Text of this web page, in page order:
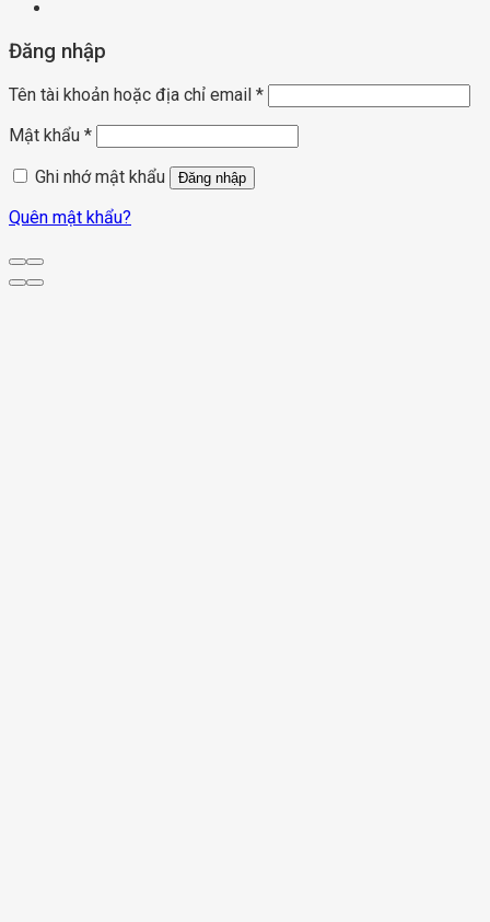
Đăng nhập
Tên tài khoản hoặc địa chỉ email *
Mật khẩu *
Ghi nhớ mật khẩu
Đăng nhập
Quên mật khẩu?